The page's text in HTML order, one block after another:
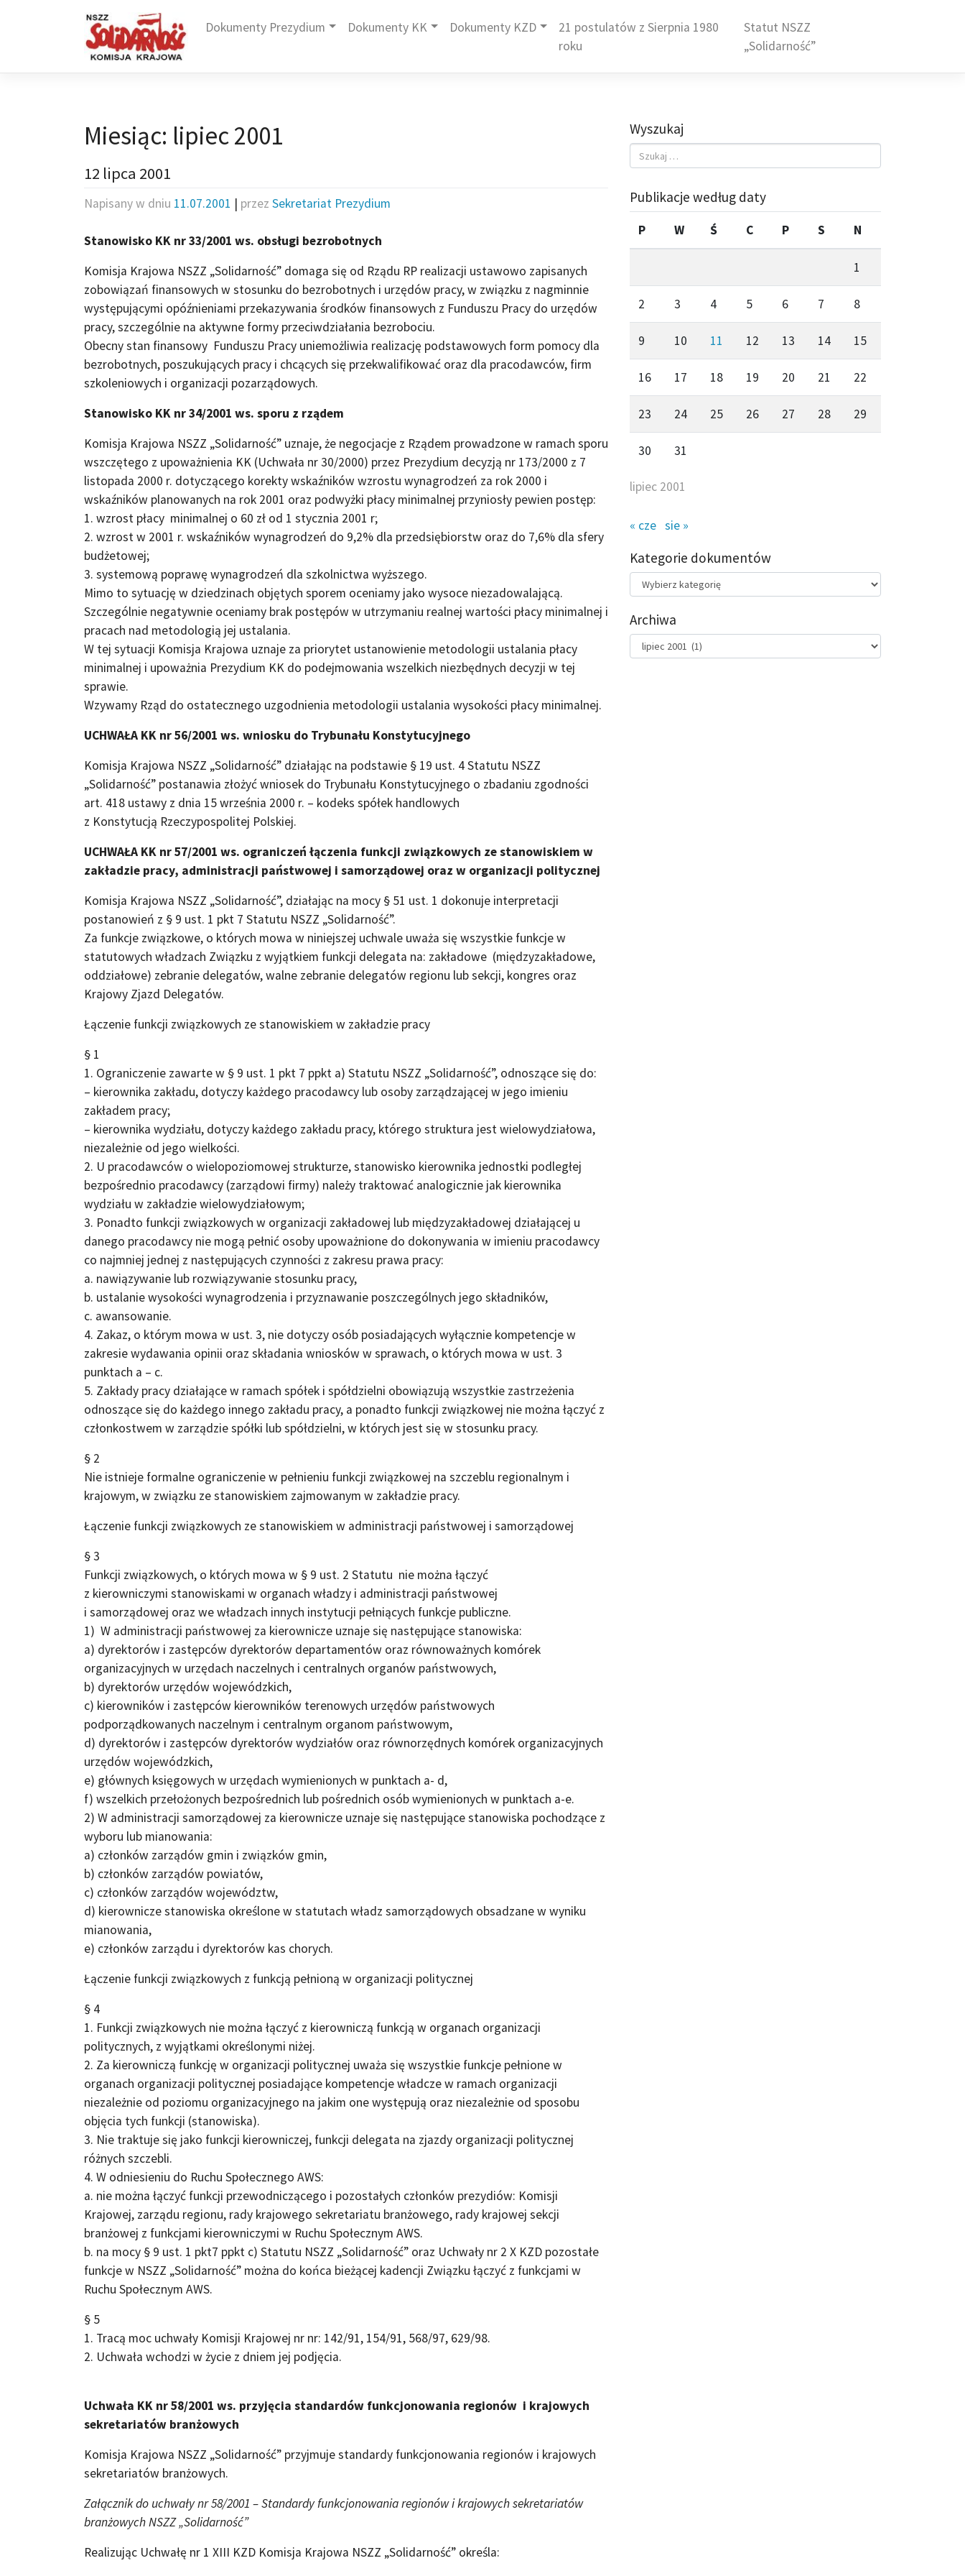
Dokumenty Prezydium Dokumenty KK Dokumenty KZD
21 postulatów z Sierpnia 1980
roku
Statut NSZZ
„Solidarność”
Miesiąc: lipiec 2001
12 lipca 2001
Napisany w dniu 11.07.2001 | przez Sekretariat Prezydium
Stanowisko KK nr 33/2001 ws. obsługi bezrobotnych
Komisja Krajowa NSZZ „Solidarność” domaga się od Rządu RP realizacji ustawowo zapisanych
zobowiązań finansowych w stosunku do bezrobotnych i urzędów pracy, w związku z nagminnie
występującymi opóźnieniami przekazywania środków finansowych z Funduszu Pracy do urzędów
pracy, szczególnie na aktywne formy przeciwdziałania bezrobociu.
Obecny stan finansowy Funduszu Pracy uniemożliwia realizację podstawowych form pomocy dla
bezrobotnych, poszukujących pracy i chcących się przekwalifikować oraz dla pracodawców, firm
szkoleniowych i organizacji pozarządowych.
Stanowisko KK nr 34/2001 ws. sporu z rządem
Komisja Krajowa NSZZ „Solidarność” uznaje, że negocjacje z Rządem prowadzone w ramach sporu
wszczętego z upoważnienia KK (Uchwała nr 30/2000) przez Prezydium decyzją nr 173/2000 z 7
listopada 2000 r. dotyczącego korekty wskaźników wzrostu wynagrodzeń za rok 2000 i
wskaźników planowanych na rok 2001 oraz podwyżki płacy minimalnej przyniosły pewien postęp:
1. wzrost płacy minimalnej o 60 zł od 1 stycznia 2001 r;
2. wzrost w 2001 r. wskaźników wynagrodzeń do 9,2% dla przedsiębiorstw oraz do 7,6% dla sfery
budżetowej;
3. systemową poprawę wynagrodzeń dla szkolnictwa wyższego.
Mimo to sytuację w dziedzinach objętych sporem oceniamy jako wysoce niezadowalającą.
Szczególnie negatywnie oceniamy brak postępów w utrzymaniu realnej wartości płacy minimalnej i
pracach nad metodologią jej ustalania.
W tej sytuacji Komisja Krajowa uznaje za priorytet ustanowienie metodologii ustalania płacy
minimalnej i upoważnia Prezydium KK do podejmowania wszelkich niezbędnych decyzji w tej
sprawie.
Wzywamy Rząd do ostatecznego uzgodnienia metodologii ustalania wysokości płacy minimalnej.
UCHWAŁA KK nr 56/2001 ws. wniosku do Trybunału Konstytucyjnego
Komisja Krajowa NSZZ „Solidarność” działając na podstawie § 19 ust. 4 Statutu NSZZ
„Solidarność” postanawia złożyć wniosek do Trybunału Konstytucyjnego o zbadaniu zgodności
art. 418 ustawy z dnia 15 września 2000 r. – kodeks spółek handlowych
z Konstytucją Rzeczypospolitej Polskiej.
UCHWAŁA KK nr 57/2001 ws. ograniczeń łączenia funkcji związkowych ze stanowiskiem w
zakładzie pracy, administracji państwowej i samorządowej oraz w organizacji politycznej
Komisja Krajowa NSZZ „Solidarność”, działając na mocy § 51 ust. 1 dokonuje interpretacji
postanowień z § 9 ust. 1 pkt 7 Statutu NSZZ „Solidarność”.
Za funkcje związkowe, o których mowa w niniejszej uchwale uważa się wszystkie funkcje w
statutowych władzach Związku z wyjątkiem funkcji delegata na: zakładowe (międzyzakładowe,
oddziałowe) zebranie delegatów, walne zebranie delegatów regionu lub sekcji, kongres oraz
Krajowy Zjazd Delegatów.
Łączenie funkcji związkowych ze stanowiskiem w zakładzie pracy
§ 1
1. Ograniczenie zawarte w § 9 ust. 1 pkt 7 ppkt a) Statutu NSZZ „Solidarność”, odnoszące się do:
– kierownika zakładu, dotyczy każdego pracodawcy lub osoby zarządzającej w jego imieniu
zakładem pracy;
– kierownika wydziału, dotyczy każdego zakładu pracy, którego struktura jest wielowydziałowa,
niezależnie od jego wielkości.
2. U pracodawców o wielopoziomowej strukturze, stanowisko kierownika jednostki podległej
bezpośrednio pracodawcy (zarządowi firmy) należy traktować analogicznie jak kierownika
wydziału w zakładzie wielowydziałowym;
3. Ponadto funkcji związkowych w organizacji zakładowej lub międzyzakładowej działającej u
danego pracodawcy nie mogą pełnić osoby upoważnione do dokonywania w imieniu pracodawcy
co najmniej jednej z następujących czynności z zakresu prawa pracy:
a. nawiązywanie lub rozwiązywanie stosunku pracy,
b. ustalanie wysokości wynagrodzenia i przyznawanie poszczególnych jego składników,
c. awansowanie.
4. Zakaz, o którym mowa w ust. 3, nie dotyczy osób posiadających wyłącznie kompetencje w
zakresie wydawania opinii oraz składania wniosków w sprawach, o których mowa w ust. 3
punktach a – c.
5. Zakłady pracy działające w ramach spółek i spółdzielni obowiązują wszystkie zastrzeżenia
odnoszące się do każdego innego zakładu pracy, a ponadto funkcji związkowej nie można łączyć z
członkostwem w zarządzie spółki lub spółdzielni, w których jest się w stosunku pracy.
§ 2
Nie istnieje formalne ograniczenie w pełnieniu funkcji związkowej na szczeblu regionalnym i
krajowym, w związku ze stanowiskiem zajmowanym w zakładzie pracy.
Łączenie funkcji związkowych ze stanowiskiem w administracji państwowej i samorządowej
§ 3
Funkcji związkowych, o których mowa w § 9 ust. 2 Statutu nie można łączyć
z kierowniczymi stanowiskami w organach władzy i administracji państwowej
i samorządowej oraz we władzach innych instytucji pełniących funkcje publiczne.
1) W administracji państwowej za kierownicze uznaje się następujące stanowiska:
a) dyrektorów i zastępców dyrektorów departamentów oraz równoważnych komórek
organizacyjnych w urzędach naczelnych i centralnych organów państwowych,
b) dyrektorów urzędów wojewódzkich,
c) kierowników i zastępców kierowników terenowych urzędów państwowych
podporządkowanych naczelnym i centralnym organom państwowym,
d) dyrektorów i zastępców dyrektorów wydziałów oraz równorzędnych komórek organizacyjnych
urzędów wojewódzkich,
e) głównych księgowych w urzędach wymienionych w punktach a- d,
f) wszelkich przełożonych bezpośrednich lub pośrednich osób wymienionych w punktach a-e.
2) W administracji samorządowej za kierownicze uznaje się następujące stanowiska pochodzące z
wyboru lub mianowania:
a) członków zarządów gmin i związków gmin,
b) członków zarządów powiatów,
c) członków zarządów województw,
d) kierownicze stanowiska określone w statutach władz samorządowych obsadzane w wyniku
mianowania,
e) członków zarządu i dyrektorów kas chorych.
Łączenie funkcji związkowych z funkcją pełnioną w organizacji politycznej
§ 4
1. Funkcji związkowych nie można łączyć z kierowniczą funkcją w organach organizacji
politycznych, z wyjątkami określonymi niżej.
2. Za kierowniczą funkcję w organizacji politycznej uważa się wszystkie funkcje pełnione w
organach organizacji politycznej posiadające kompetencje władcze w ramach organizacji
niezależnie od poziomu organizacyjnego na jakim one występują oraz niezależnie od sposobu
objęcia tych funkcji (stanowiska).
3. Nie traktuje się jako funkcji kierowniczej, funkcji delegata na zjazdy organizacji politycznej
różnych szczebli.
4. W odniesieniu do Ruchu Społecznego AWS:
a. nie można łączyć funkcji przewodniczącego i pozostałych członków prezydiów: Komisji
Krajowej, zarządu regionu, rady krajowego sekretariatu branżowego, rady krajowej sekcji
branżowej z funkcjami kierowniczymi w Ruchu Społecznym AWS.
b. na mocy § 9 ust. 1 pkt7 ppkt c) Statutu NSZZ „Solidarność” oraz Uchwały nr 2 X KZD pozostałe
funkcje w NSZZ „Solidarność” można do końca bieżącej kadencji Związku łączyć z funkcjami w
Ruchu Społecznym AWS.
§ 5
1. Tracą moc uchwały Komisji Krajowej nr nr: 142/91, 154/91, 568/97, 629/98.
2. Uchwała wchodzi w życie z dniem jej podjęcia.
Uchwała KK nr 58/2001 ws. przyjęcia standardów funkcjonowania regionów i krajowych
sekretariatów branżowych
Komisja Krajowa NSZZ „Solidarność” przyjmuje standardy funkcjonowania regionów i krajowych
sekretariatów branżowych.
Załącznik do uchwały nr 58/2001 – Standardy funkcjonowania regionów i krajowych sekretariatów
branżowych NSZZ „Solidarność”
Realizując Uchwałę nr 1 XIII KZD Komisja Krajowa NSZZ „Solidarność” określa:
Wyszukaj
Publikacje według daty
lipiec 2001
P W Ś C P S N
1
2 3 4 5 6 7 8
9 10 11 12 13 14 15
16 17 18 19 20 21 22
23 24 25 26 27 28 29
30 31
« cze sie »
Kategorie dokumentów
Kategorie
dokumentów
Archiwa
Archiwa